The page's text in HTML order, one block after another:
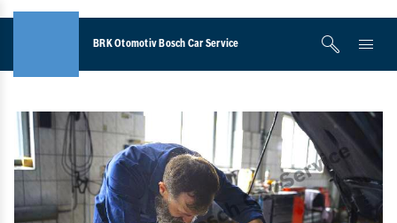
BRK Otomotiv Bosch Car Service